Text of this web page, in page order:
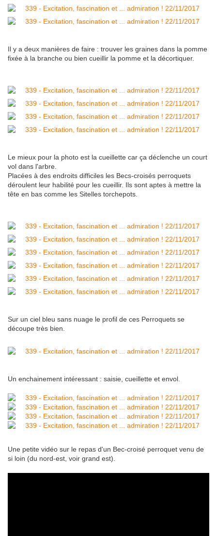
Il y a deux manières de faire : trouver les graines dans la pomme
fixée à la branche ou bien cueillir la pomme et la décortiquer.
Le mieux pour la photo est la cueillette car ça déclenche un court
vol dans l'arbre.
Placées à des endroits difficiles les Becs-croisés perroquets
déroulent leur habilité pour les cueillir. Ils sont aptes à mettre la
tête en bas comme les Sitelles torchepots.
Sur un ciel bleu sans nuage le profil de ces Perroquets se
découpe très bien.
Un enchainement intéressant : saisie, cueillette et envol.
Une petite vidéo sur le repas d'un Bec-croisé perroquet venu de
si loin (du nord-est, voir grand est).